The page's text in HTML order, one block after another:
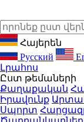
Հայերեն
Русский
Լրահոս
Ըստ թեմաների
Քաղաքական
Իրավունք
Սպորտ